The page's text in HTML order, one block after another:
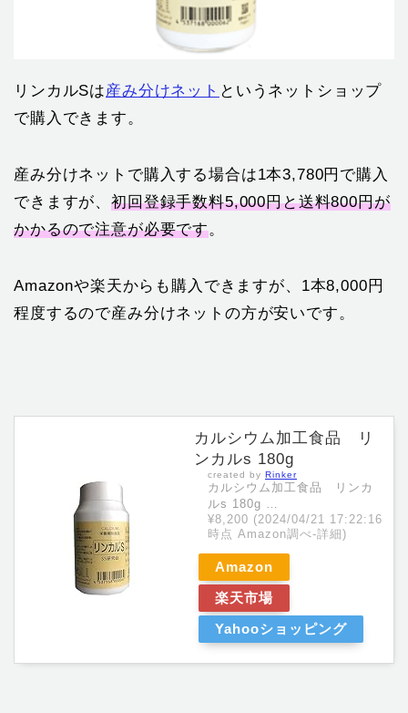
リンカルSは産み分けネット というネットショップ
で購入できます。
産み分けネットで購入する場合は1本3,780円で購入
できますが、初回登録手数料5,000円と送料800円が
かかるので注意が必要です。
Amazonや楽天からも購入できますが、1本8,000円
程度するので産み分けネットの方が安いです。
カルシウム加工食品 リ
ンカルs 180g
created by Rinker
カルシウム加工食品 リンカ
ルs 180g …
¥8,200 (2024/04/21 17:22:16
時点 Amazon調べ-詳細)
Amazon
楽天市場
Yahooショッピング